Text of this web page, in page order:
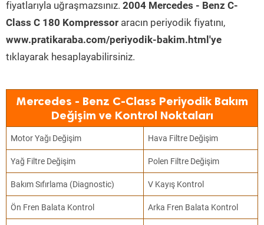
fiyatlarıyla uğraşmazsınız. 2004 Mercedes - Benz C-
Class C 180 Kompressor aracın periyodik fiyatını,
www.pratikaraba.com/periyodik-bakim.html'ye
tıklayarak hesaplayabilirsiniz.
Mercedes - Benz C-Class Periyodik Bakım
Değişim ve Kontrol Noktaları
Motor Yağı Değişim Hava Filtre Değişim
Yağ Filtre Değişim Polen Filtre Değişim
Bakım Sıfırlama (Diagnostic) V Kayış Kontrol
Ön Fren Balata Kontrol Arka Fren Balata Kontrol